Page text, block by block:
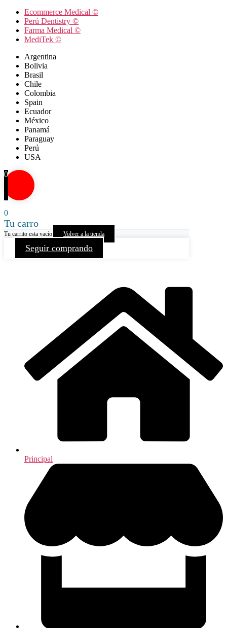
Ecommerce Medical ©
Perú Dentistry ©
Farma Medical ©
MediTek ©
Argentina
Bolivia
Brasil
Chile
Colombia
Spain
Ecuador
México
Panamá
Paraguay
Perú
USA
0
0
Tu carro
Tu carrito esta vacío Volver a la tienda
Seguir comprando
Principal